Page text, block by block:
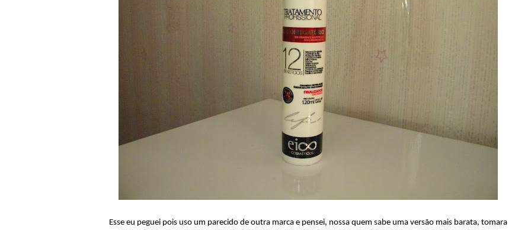
Esse eu peguei pois uso um parecido de outra marca e pensei, nossa quem sabe uma versão mais barata, tomara